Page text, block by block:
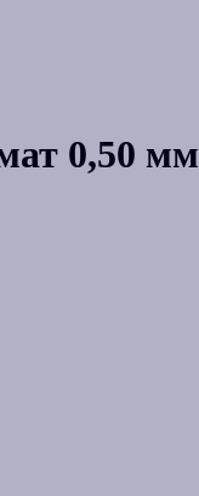
0,50 мм